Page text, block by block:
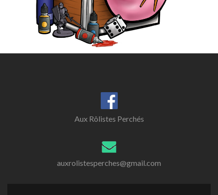
Aux Rôlistes Perchés
auxrolistesperches@gmail.com